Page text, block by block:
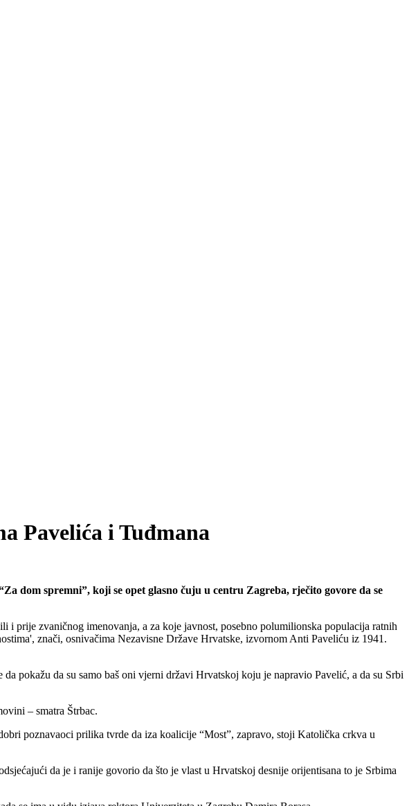
Pavelića i Tuđmana
dom spremni”, koji se opet glasno čuju u centru Zagreba, rječito govore da se
prije zvaničnog imenovanja, a za koje javnost, posebno polumilionska populacija ratnih
znači, osnivačima Nezavisne Države Hrvatske, izvornom Anti Paveliću iz 1941.
pokažu da su samo baš oni vjerni državi Hrvatskoj koju je napravio Pavelić, a da su Srbi
– smatra Štrbac.
poznavaoci prilika tvrde da iza koalicije “Most”, zapravo, stoji Katolička crkva u
da je i ranije govorio da što je vlast u Hrvatskoj desnije orijentisana to je Srbima